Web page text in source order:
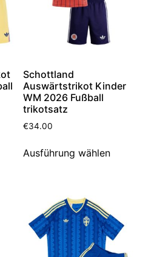
Schottland
Auswärtstrikot Kinder
WM 2026 Fußball
trikotsatz
€34.00
Ausführung wählen